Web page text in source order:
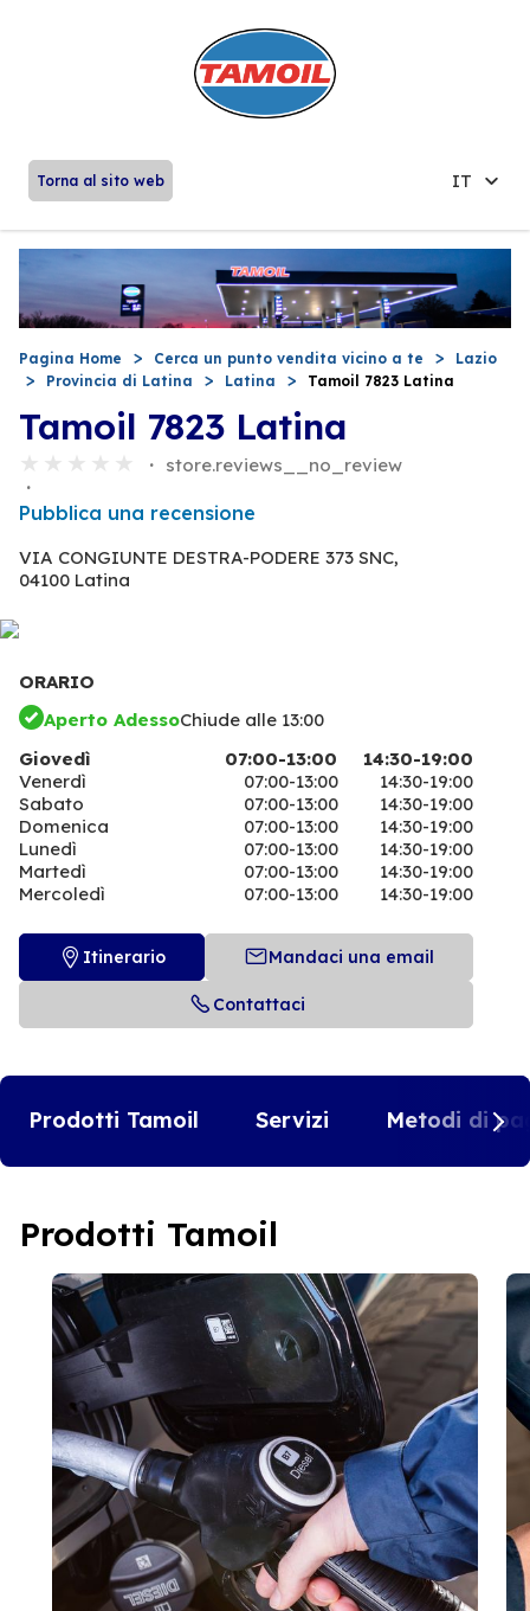
Torna al sito web IT
Pagina Home Cerca un punto vendita vicino a te
Lazio
Provincia di Latina
Latina Tamoil 7823 Latina
Tamoil 7823 Latina
store.reviews__no_review
Pubblica una recensione
VIA CONGIUNTE DESTRA-PODERE 373 SNC,
04100 Latina
ORARIO
Aperto AdessoChiude alle 13:00
Giovedì
07:00-13:00
14:30-19:00
Venerdì
07:00-13:00
14:30-19:00
Sabato
07:00-13:00
14:30-19:00
Domenica
07:00-13:00
14:30-19:00
Lunedì
07:00-13:00
14:30-19:00
Martedì
07:00-13:00
14:30-19:00
Mercoledì
07:00-13:00 14:30-19:00
Itinerario Mandaci una email
Contattaci
Prodotti Tamoil Servizi Metodi di
Prodotti Tamoil